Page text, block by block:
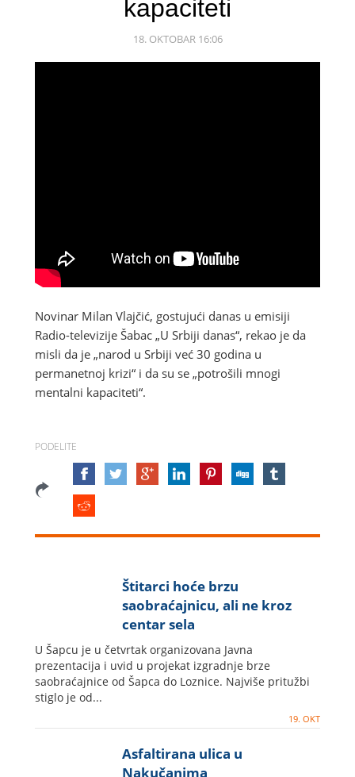
kapaciteti
18. OKTOBAR 16:06
Novinar Milan Vlajčić, gostujući danas u emisiji
Radio-televizije Šabac „U Srbiji danas“, rekao je da
misli da je „narod u Srbiji već 30 godina u
permanetnoj krizi“ i da su se „potrošili mnogi
mentalni kapaciteti“.
PODELITE
Štitarci hoće brzu
saobraćajnicu, ali ne kroz
centar sela
U Šapcu je u četvrtak organizovana Javna
prezentacija i uvid u projekat izgradnje brze
saobraćajnice od Šapca do Loznice. Najviše pritužbi
stiglo je od...
19. OKT
Asfaltirana ulica u
Nakučanima